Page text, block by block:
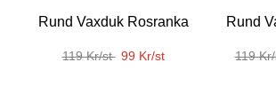
Rund Vaxduk Rosranka
119 Kr/st 99 Kr/st
Rund
119